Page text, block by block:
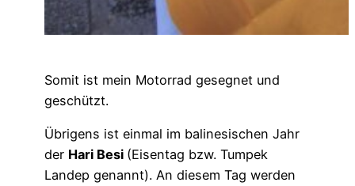
Somit ist mein Motorrad gesegnet und
geschützt.
Übrigens ist einmal im balinesischen Jahr
der Hari Besi (Eisentag bzw. Tumpek
Landep genannt). An diesem Tag werden